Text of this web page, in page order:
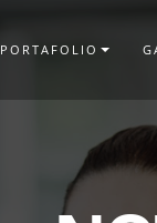
PORTAFOLIO